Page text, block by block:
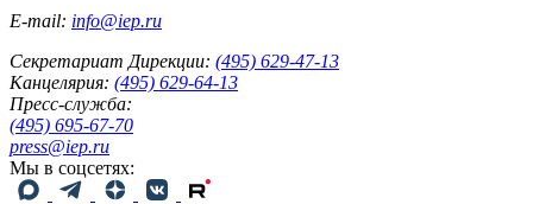
E-mail: info@iep.ru
Секретариат Дирекции: (495) 629-47-13
Канцелярия: (495) 629-64-13
Пресс-служба:
(495) 695-67-70
press@iep.ru
Мы в соцсетях: